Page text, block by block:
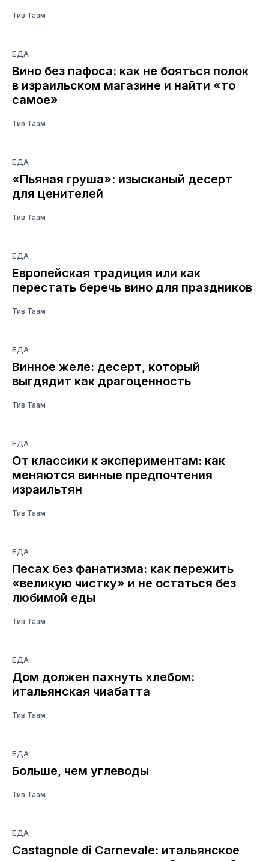
Тив Таам
ЕДА
Вино без пафоса: как не бояться полок
в израильском магазине и найти «то
самое»
Тив Таам
ЕДА
«Пьяная груша»: изысканый десерт
для ценителей
Тив Таам
ЕДА
Европейская традиция или как
перестать беречь вино для праздников
Тив Таам
ЕДА
Винное желе: десерт, который
выгдядит как драгоценность
Тив Таам
ЕДА
От классики к экспериментам: как
меняются винные предпочтения
израильтян
Тив Таам
ЕДА
Песах без фанатизма: как пережить
«великую чистку» и не остаться без
любимой еды
Тив Таам
ЕДА
Дом должен пахнуть хлебом:
итальянская чиабатта
Тив Таам
ЕДА
Больше, чем углеводы
Тив Таам
ЕДА
Castagnole di Carnevale: итальянское